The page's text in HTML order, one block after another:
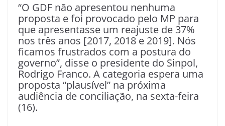
“O GDF não apresentou nenhuma
proposta e foi provocado pelo MP para
que apresentasse um reajuste de 37%
nos três anos [2017, 2018 e 2019]. Nós
ficamos frustrados com a postura do
governo”, disse o presidente do Sinpol,
Rodrigo Franco. A categoria espera uma
proposta “plausível” na próxima
audiência de conciliação, na sexta-feira
(16).